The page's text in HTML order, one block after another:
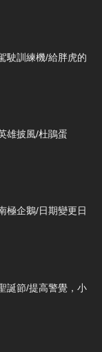
駛訓練機/給胖虎的
雄披風/杜鵑蛋
極企鵝/日期變更日
誕節/提高警覺，小